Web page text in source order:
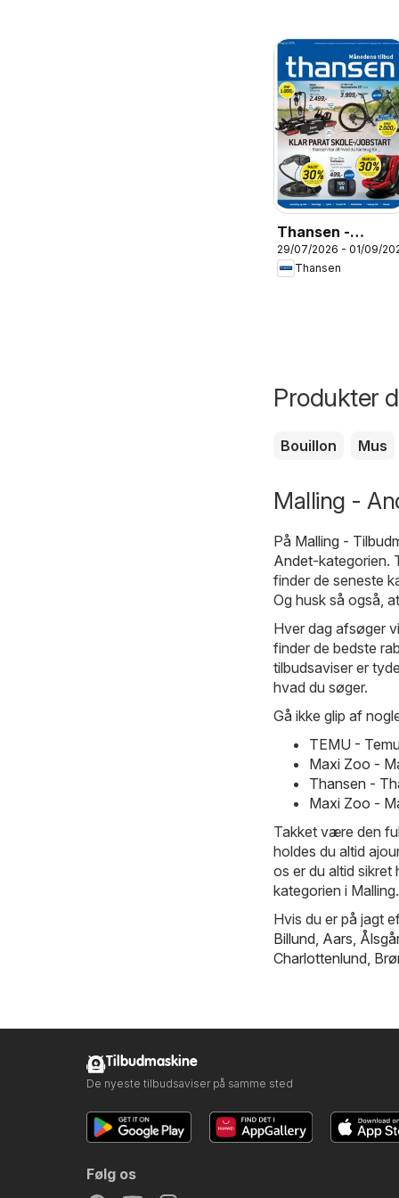
Thansen -
Tilbudsavis
29/07/2026 - 01/09/
Thansen
Produkter
Bouillon Mus
Malling -
På Malling -
Andet-kategorien.
finder de seneste
Og husk så også,
Hver dag afsøger
finder de bedste
tilbudsaviser er
hvad du søger.
Gå ikke glip af
TEMU -
Maxi Zoo -
Thansen -
Maxi Zoo -
Takket være den
holdes du altid
os er du altid sikret
kategorien i Malling.
Hvis du er på jagt
Billund, Aars,
Charlottenlund,
Tilbudmaskine
De nyeste tilbudsaviser på samme sted
Følg os